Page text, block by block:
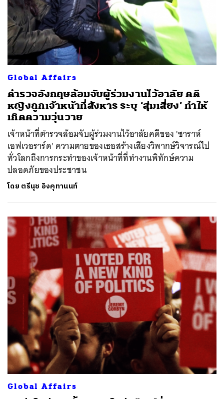
Global Affairs
ตำรวจอังกฤษล้อมจับผู้ร่วมงานไว้อาลัย คดี
หญิงถูกเจ้าหน้าที่สังหาร ระบุ ‘สุ่มเสี่ยง’ ทำให้
เกิดความวุ่นวาย
เจ้าหน้าที่ตำรวจล้อมจับผู้ร่วมงานไว้อาลัยคดีของ 'ซาราห์
เอฟเวอราร์ด' ความตายของเธอสร้างเสียงวิพากษ์วิจารณ์ไป
ทั่วโลกถึงการกระทำของเจ้าหน้าที่ที่ทำงานพิทักษ์ความ
ปลอดภัยของประชาชน
โดย ตรีนุช อิงคุทานนท์
Global Affairs
ค้นหา
SHARE